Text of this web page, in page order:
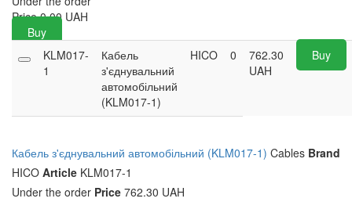
Price 0.00 UAH
Buy
KLM017-
1
Кабель
з'єднувальний
автомобільний
(KLM017-1)
HICO 0
762.30
UAH
Buy
Кабель з'єднувальний автомобільний (KLM017-1) Cables Brand
HICO Article KLM017-1
Under the order Price 762.30 UAH